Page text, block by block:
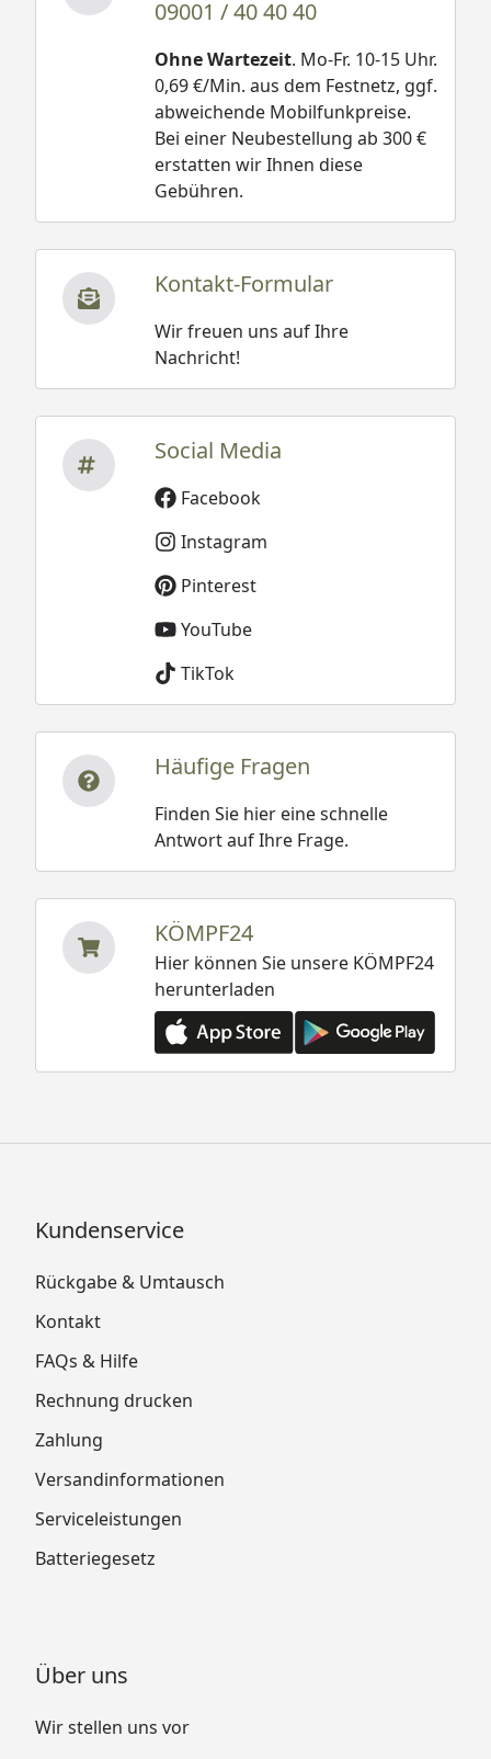
09001 / 40 40 40
Ohne Wartezeit. Mo-Fr. 10-15 Uhr.
0,69 €/Min. aus dem Festnetz, ggf.
abweichende Mobilfunkpreise.
Bei einer Neubestellung ab 300 €
erstatten wir Ihnen diese
Gebühren.
Kontakt-Formular
Wir freuen uns auf Ihre
Nachricht!
Social Media
Facebook
Instagram
Pinterest
YouTube
TikTok
Häufige Fragen
Finden Sie hier eine schnelle
Antwort auf Ihre Frage.
KÖMPF24
Hier können Sie unsere KÖMPF24
herunterladen
Kundenservice
Rückgabe & Umtausch
Kontakt
FAQs & Hilfe
Rechnung drucken
Zahlung
Versandinformationen
Serviceleistungen
Batteriegesetz
Über uns
Wir stellen uns vor